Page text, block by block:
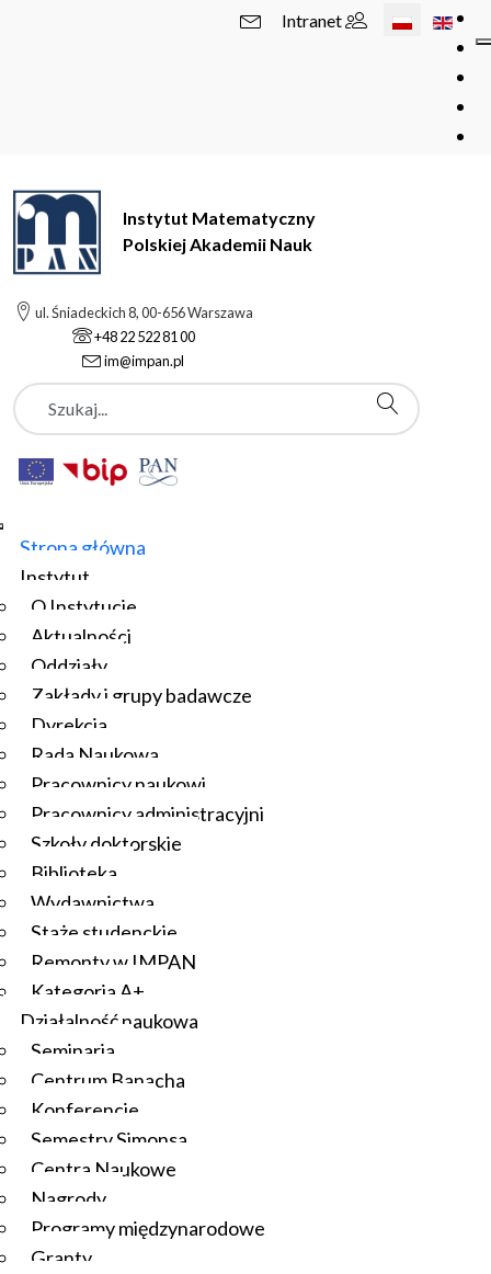
Wybierz swój
Intranet
Instytut Matematyczny
Polskiej Akademii Nauk
ul. Śniadeckich 8, 00-656 Warszawa
+48 22 522 81 00
im@impan.pl
Szukaj
Strona główna
Instytut
O Instytucie
Aktualności
Oddziały
Zakłady i grupy badawcze
Dyrekcja
Rada Naukowa
Pracownicy naukowi
Pracownicy administracyjni
Szkoły doktorskie
Biblioteka
Wydawnictwa
Staże studenckie
Remonty w IMPAN
Kategoria A+
Działalność naukowa
Seminaria
Centrum Banacha
Konferencje
Semestry Simonsa
Centra Naukowe
Nagrody
Programy międzynarodowe
Granty